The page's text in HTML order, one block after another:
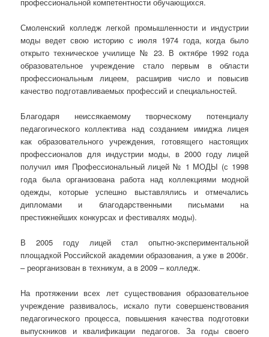
Смоленский колледж легкой промышленности и индустрии
моды ведет свою историю с июля 1974 года, когда было
открыто техническое училище № 23. В октябре 1992 года
образовательное учреждение стало первым в области
профессиональным лицеем, расширив число и повысив
качество подготавливаемых профессий и специальностей.
Благодаря неиссякаемому творческому потенциалу
педагогического коллектива над созданием имиджа лицея
как образовательного учреждения, готовящего настоящих
профессионалов для индустрии моды, в 2000 году лицей
получил имя Профессиональный лицей № 1 МОДЫ (с 1998
года была организована работа над коллекциями модной
одежды, которые успешно выставлялись и отмечались
дипломами и благодарственными письмами на
престижнейших конкурсах и фестивалях моды).
В 2005 году лицей стал опытно-экспериментальной
площадкой Российской академии образования, а уже в 2006г.
– реорганизован в техникум, а в 2009 – колледж.
На протяжении всех лет существования образовательное
учреждение развивалось, искало пути совершенствования
педагогического процесса, повышения качества подготовки
выпускников и квалификации педагогов. За годы своего